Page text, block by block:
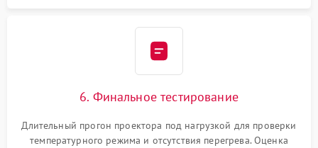
6. Финальное тестирование
Длительный прогон проектора под нагрузкой для проверки
температурного режима и отсутствия перегрева. Оценка